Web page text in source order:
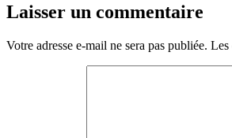
Laisser un commentaire
Votre adresse e-mail ne sera pas publiée. Les